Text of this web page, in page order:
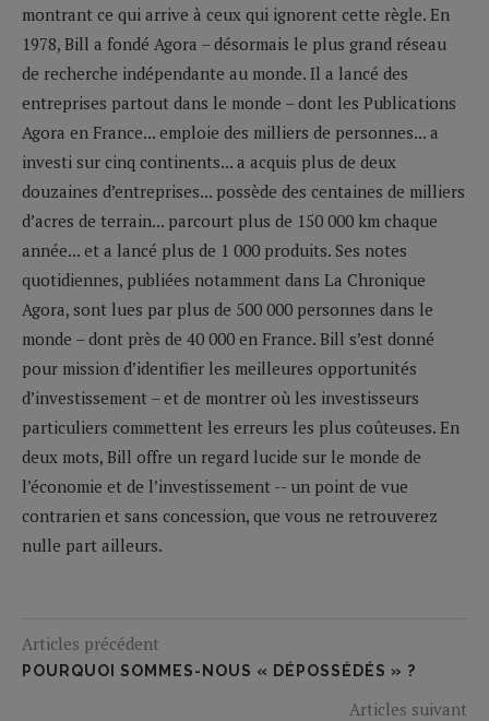
montrant ce qui arrive à ceux qui ignorent cette règle. En
1978, Bill a fondé Agora – désormais le plus grand réseau
de recherche indépendante au monde. Il a lancé des
entreprises partout dans le monde – dont les Publications
Agora en France... emploie des milliers de personnes... a
investi sur cinq continents... a acquis plus de deux
douzaines d’entreprises... possède des centaines de milliers
d’acres de terrain... parcourt plus de 150 000 km chaque
année... et a lancé plus de 1 000 produits. Ses notes
quotidiennes, publiées notamment dans La Chronique
Agora, sont lues par plus de 500 000 personnes dans le
monde – dont près de 40 000 en France. Bill s’est donné
pour mission d’identifier les meilleures opportunités
d’investissement – et de montrer où les investisseurs
particuliers commettent les erreurs les plus coûteuses. En
deux mots, Bill offre un regard lucide sur le monde de
l’économie et de l’investissement -- un point de vue
contrarien et sans concession, que vous ne retrouverez
nulle part ailleurs.
Articles précédent
POURQUOI SOMMES-NOUS « DÉPOSSÉDÉS » ?
Articles suivant